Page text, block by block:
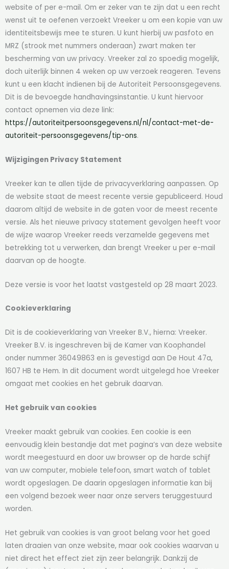
website of per e-mail. Om er zeker van te zijn dat u een recht
wenst uit te oefenen verzoekt Vreeker u om een kopie van uw
identiteitsbewijs mee te sturen. U kunt hierbij uw pasfoto en
MRZ (strook met nummers onderaan) zwart maken ter
bescherming van uw privacy. Vreeker zal zo spoedig mogelijk,
doch uiterlijk binnen 4 weken op uw verzoek reageren. Tevens
kunt u een klacht indienen bij de Autoriteit Persoonsgegevens.
Dit is de bevoegde handhavingsinstantie. U kunt hiervoor
contact opnemen via deze link:
https://autoriteitpersoonsgegevens.nl/nl/contact-met-de-
autoriteit-persoonsgegevens/tip-ons.
Wijzigingen Privacy Statement
Vreeker kan te allen tijde de privacyverklaring aanpassen. Op
de website staat de meest recente versie gepubliceerd. Houd
daarom altijd de website in de gaten voor de meest recente
versie. Als het nieuwe privacy statement gevolgen heeft voor
de wijze waarop Vreeker reeds verzamelde gegevens met
betrekking tot u verwerken, dan brengt Vreeker u per e-mail
daarvan op de hoogte.
Deze versie is voor het laatst vastgesteld op 28 maart 2023.
Cookieverklaring
Dit is de cookieverklaring van Vreeker B.V., hierna: Vreeker.
Vreeker B.V. is ingeschreven bij de Kamer van Koophandel
onder nummer 36049863 en is gevestigd aan De Hout 47a,
1607 HB te Hem. In dit document wordt uitgelegd hoe Vreeker
omgaat met cookies en het gebruik daarvan.
Het gebruik van cookies
Vreeker maakt gebruik van cookies. Een cookie is een
eenvoudig klein bestandje dat met pagina’s van deze website
wordt meegestuurd en door uw browser op de harde schijf
van uw computer, mobiele telefoon, smart watch of tablet
wordt opgeslagen. De daarin opgeslagen informatie kan bij
een volgend bezoek weer naar onze servers teruggestuurd
worden.
Het gebruik van cookies is van groot belang voor het goed
laten draaien van onze website, maar ook cookies waarvan u
niet direct het effect ziet zijn zeer belangrijk. Dankzij de